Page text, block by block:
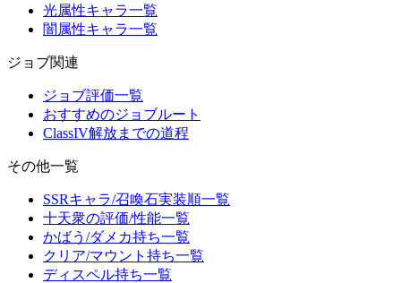
光属性キャラ一覧
闇属性キャラ一覧
ジョブ関連
ジョブ評価一覧
おすすめのジョブルート
ClassIV解放までの道程
その他一覧
SSRキャラ/召喚石実装順一覧
十天衆の評価/性能一覧
かばう/ダメカ持ち一覧
クリア/マウント持ち一覧
ディスペル持ち一覧